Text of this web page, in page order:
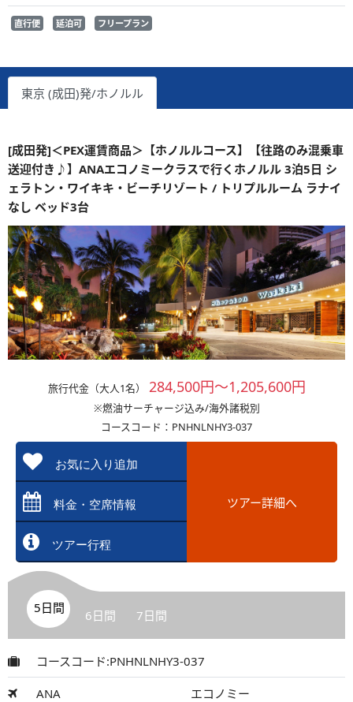
直行便 延泊可 フリープラン
東京 (成田)発/ホノルル
[成田発]＜PEX運賃商品＞【ホノルルコース】【往路のみ混乗車
送迎付き♪】ANAエコノミークラスで行くホノルル 3泊5日 シ
ェラトン・ワイキキ・ビーチリゾート / トリプルルーム ラナイ
なし ベッド3台
旅行代金（大人1名） 284,500円～1,205,600円
※燃油サーチャージ込み/海外諸税別
コースコード：PNHNLNHY3-037
お気に入り追加
料金・空席情報
ツアー行程
ツアー詳細へ
5日間 6日間 7日間
コースコード:PNHNLNHY3-037
ANA エコノミー